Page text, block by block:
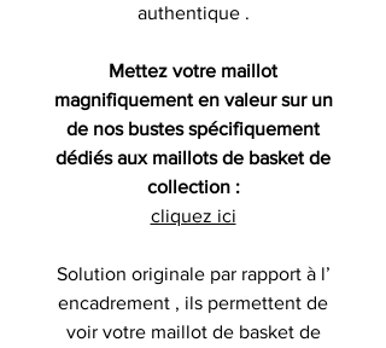
authentique .
Mettez votre maillot
magnifiquement en valeur sur un
de nos bustes spécifiquement
dédiés aux maillots de basket de
collection :
cliquez ici
Solution originale par rapport à l’
encadrement , ils permettent de
voir votre maillot de basket de